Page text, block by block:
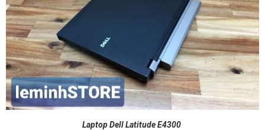
Laptop Dell Latitude E4300